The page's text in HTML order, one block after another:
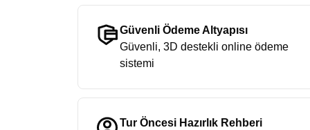
Güvenli Ödeme Altyapısı
Güvenli, 3D destekli online ödeme
sistemi
Tur Öncesi Hazırlık Rehberi